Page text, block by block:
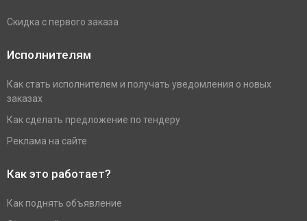
Скидка с первого заказа
Исполнителям
Как стать исполнителем и получать уведомления о новых
заказах
Как сделать предложение по тендеру
Реклама на сайте
Как это работает?
Как поднять объявление